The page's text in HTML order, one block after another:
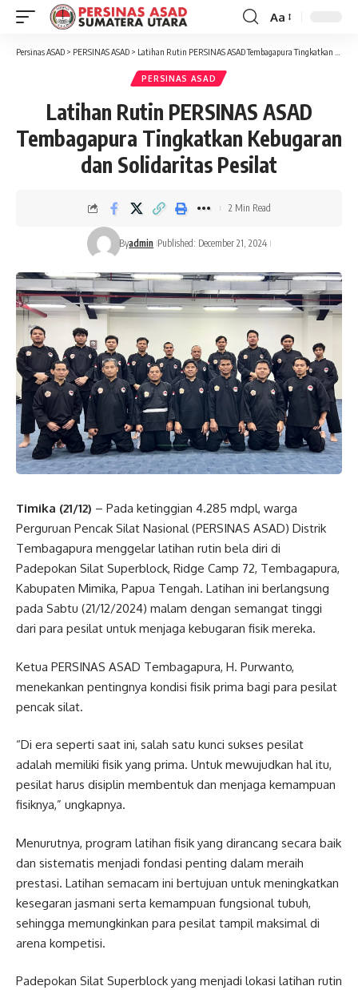
Font
Resizer
Aa
Persinas ASAD > PERSINAS ASAD > Latihan Rutin PERSINAS ASAD Tembagapura Tingkatkan Kebugaran dan Solidaritas Pesilat
PERSINAS ASAD
Latihan Rutin PERSINAS ASAD
Tembagapura Tingkatkan Kebugaran
dan Solidaritas Pesilat
Byadmin Published: December 21, 2024
2 Min Read
Timika (21/12) – Pada ketinggian 4.285 mdpl, warga
Perguruan Pencak Silat Nasional (PERSINAS ASAD) Distrik
Tembagapura menggelar latihan rutin bela diri di
Padepokan Silat Superblock, Ridge Camp 72, Tembagapura,
Kabupaten Mimika, Papua Tengah. Latihan ini berlangsung
pada Sabtu (21/12/2024) malam dengan semangat tinggi
dari para pesilat untuk menjaga kebugaran fisik mereka.
Ketua PERSINAS ASAD Tembagapura, H. Purwanto,
menekankan pentingnya kondisi fisik prima bagi para pesilat
pencak silat.
“Di era seperti saat ini, salah satu kunci sukses pesilat
adalah memiliki fisik yang prima. Untuk mewujudkan hal itu,
pesilat harus disiplin membentuk dan menjaga kemampuan
fisiknya,” ungkapnya.
Menurutnya, program latihan fisik yang dirancang secara baik
dan sistematis menjadi fondasi penting dalam meraih
prestasi. Latihan semacam ini bertujuan untuk meningkatkan
kesegaran jasmani serta kemampuan fungsional tubuh,
sehingga memungkinkan para pesilat tampil maksimal di
arena kompetisi.
Padepokan Silat Superblock yang menjadi lokasi latihan rutin